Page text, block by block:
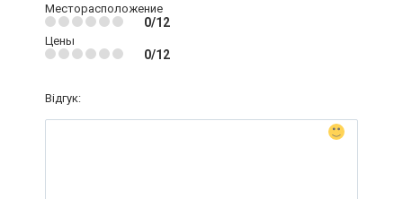
Месторасположение
0/12
Цены
0/12
Відгук: